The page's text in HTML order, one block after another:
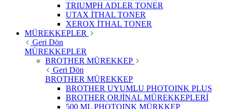
TRIUMPH ADLER TONER
UTAX İTHAL TONER
XEROX İTHAL TONER
MÜREKKEPLER
Geri Dön
MÜREKKEPLER
BROTHER MÜREKKEP
Geri Dön
BROTHER MÜREKKEP
BROTHER UYUMLU PHOTOINK PLUS
BROTHER ORJİNAL MÜREKKEPLERİ
500 ML PHOTOINK MÜRKKEP